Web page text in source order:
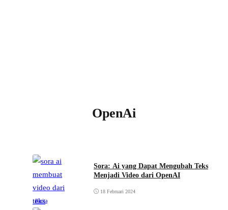
OpenAi
Berita
Sora: Ai yang Dapat Mengubah Teks
Menjadi Video dari OpenAI
18 Februari 2024